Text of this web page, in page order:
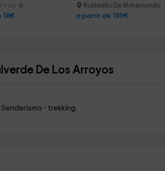
km
18€
Robledillo De Mohernando
a partir de 159€
De Los Arroyos
- trekking.